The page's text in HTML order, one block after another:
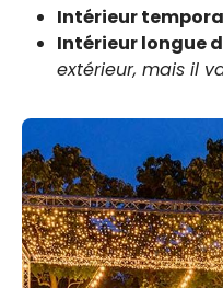
Intérieur
Intérieur longue
extérieur, mais il